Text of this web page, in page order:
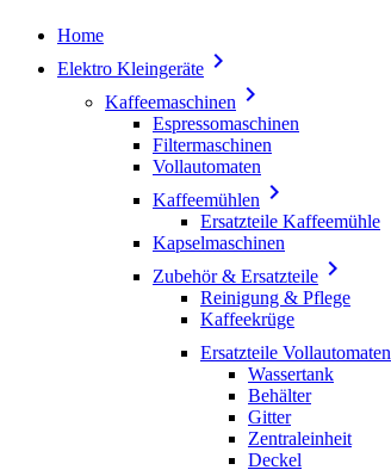
Home
Elektro Kleingeräte 
Kaffeemaschinen 
Espressomaschinen
Filtermaschinen
Vollautomaten
Kaffeemühlen 
Ersatzteile Kaffeemühle
Kapselmaschinen
Zubehör & Ersatzteile 
Reinigung & Pflege
Kaffeekrüge
Ersatzteile Vollautomaten
Wassertank
Behälter
Gitter
Zentraleinheit
Deckel